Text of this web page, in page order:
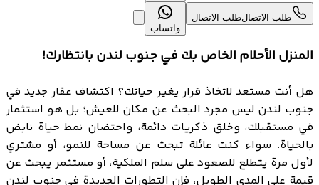
طلب الاتصالطلب الاتصال
واتساب
المنزل الأحلام الخاص بك في جنوب لندن بانتظارك!
هل أنت مستعد لاتخاذ قرار يغير حياتك؟ اكتشاف عقار جديد في
جنوب لندن ليس مجرد البحث عن مكان للعيش؛ بل هو استثمار
في مستقبلك، وخلق ذكريات دائمة، واحتضان نمط حياة نابض
بالحياة. سواء كنت عائلة تبحث عن مساحة للنمو، أو مشتري
لأول مرة يتطلع للصعود على سلم الملكية، أو مستثمر يبحث عن
قيمة على المدى الطويل، فإن التطورات الجديدة في جنوب لندن